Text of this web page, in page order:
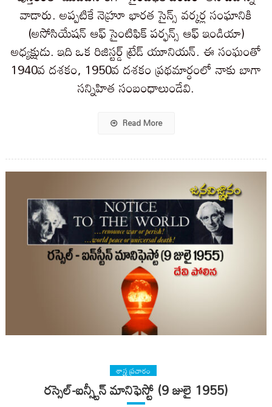
వాడారు. అప్పటికే నెహ్రూ భారత సైన్స్ వర్కర్ల సంఘానికి
(అసోసియేషన్ ఆఫ్ సైంటిఫిక్ పర్ఫన్స్ ఆఫ్ ఇండియా)
అధ్యక్షుడు. ఇది ఒక రిజిస్టర్డ్ ట్రేడ్ యూనియన్. ఈ సంఘంతో
1940వ దశకం, 1950వ దశకం ప్రథమార్ధంలో నాకు బాగా
సన్నిహిత సంబంధాలుండేవి.
Read More
శాస్త్ర ప్రచారం
రస్సెల్-ఐన్స్టీన్ మానిఫెస్టో (9 జులై 1955)